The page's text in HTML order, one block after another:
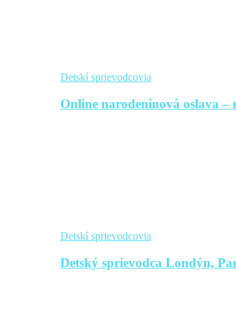
Detskí sprievodcovia
Online narodeninová oslava
Detskí sprievodcovia
Detský sprievodca Londýn,